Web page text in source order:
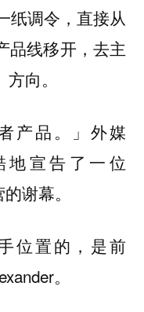
纸调令，直接从
品线移开，去主
向。
产品。」外媒
地宣告了一位
谢幕。
位置的，是前
。